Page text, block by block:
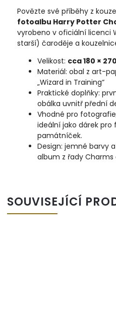
Povězte své příběhy z
fotoalbu Harry Potter
vyrobeno v oficiální licenci
starší) čaroděje a
Velikost: cca 180 ×
Materiál: obal z art-
„Wizard in Training“
Praktické doplňky:
obálka uvnitř přední
Vhodné pro
ideální jako dárek pro
památníček.
Design: jemné barvy
album z řady Charms
SOUVISEJÍCÍ